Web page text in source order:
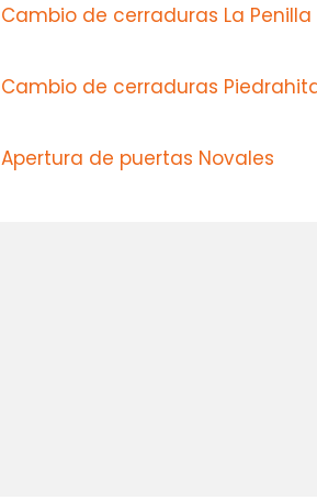
Cambio de cerraduras La Penilla
Cambio de cerraduras
Apertura de puertas Novales